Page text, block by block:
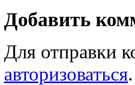
Добавить
Для отправки
авторизоваться.